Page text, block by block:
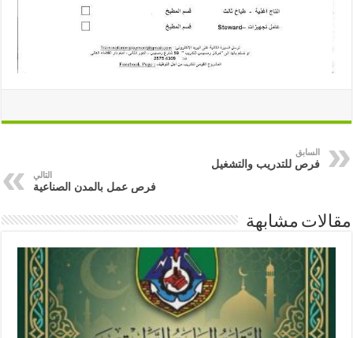
السابق
فرص للتدريب والتشغيل
التالي
فرص عمل بالمدن الصناعية
مقالات مشابهة